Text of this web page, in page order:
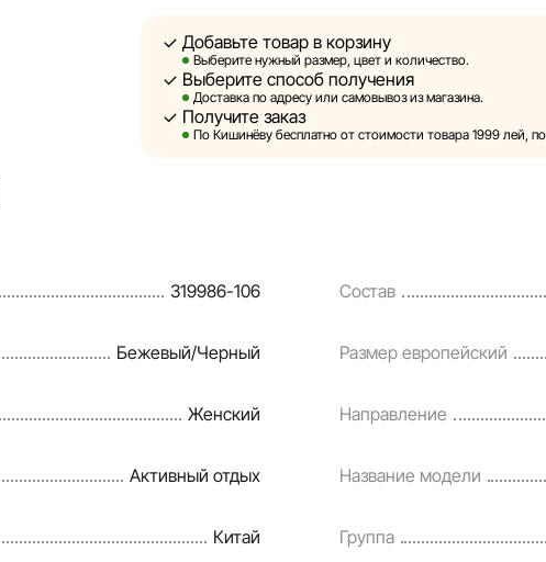
быть размещены на нашем сайте.
Sportlandia оставляет за собой право в
предварительного уведомления вносить
и потребительские свойства товаров.
порядке и без предварительного уведомления.
Наша команда регулярно проверяет и обновляет
Добавьте товар в корзину
Выберите нужный размер, цвет и количество.
Выберите способ получения
Доставка по адресу или самовывоз из магазина.
Получите заказ
По Кишинёву бесплатно от стоимости товара 1999 лей,
319986-106 Состав
Бежевый/Черный Размер европейский
Женский Направление
Активный отдых Название модели
Китай Группа